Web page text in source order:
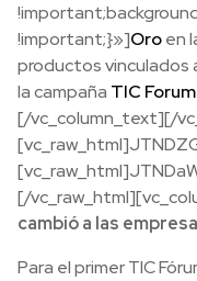
!important;}»]Oroen
productos vinculados
la campaña TIC
[/vc_column_text][/
[/
cambió a las
Para el primer TIC